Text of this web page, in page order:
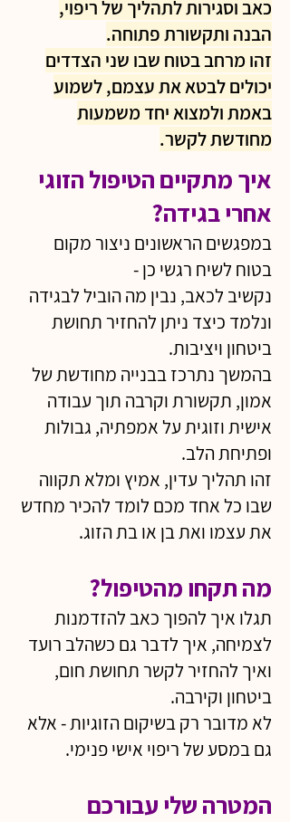
כאב וסגירות לתהליך של ריפוי,
הבנה ותקשורת פתוחה.
זהו מרחב בטוח שבו שני הצדדים
יכולים לבטא את עצמם, לשמוע
באמת ולמצוא יחד משמעות
מחודשת לקשר.
איך מתקיים הטיפול הזוגי
אחרי בגידה?
במפגשים הראשונים ניצור מקום
בטוח לשיח רגשי כן -
נקשיב לכאב, נבין מה הוביל לבגידה
ונלמד כיצד ניתן להחזיר תחושת
ביטחון ויציבות.
בהמשך נתרכז בבנייה מחודשת של
אמון, תקשורת וקרבה תוך עבודה
אישית וזוגית על אמפתיה, גבולות
ופתיחת הלב.
זהו תהליך עדין, אמיץ ומלא תקווה
שבו כל אחד מכם לומד להכיר מחדש
את עצמו ואת בן או בת הזוג.
מה תקחו מהטיפול?
תגלו איך להפוך כאב להזדמנות
לצמיחה, איך לדבר גם כשהלב רועד
ואיך להחזיר לקשר תחושת חום,
ביטחון וקירבה.
לא מדובר רק בשיקום הזוגיות - אלא
גם במסע של ריפוי אישי פנימי.
המטרה שלי עבורכם